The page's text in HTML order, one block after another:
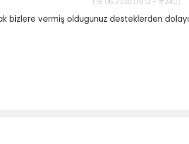
bizlere vermiş oldugunuz desteklerden dolayı